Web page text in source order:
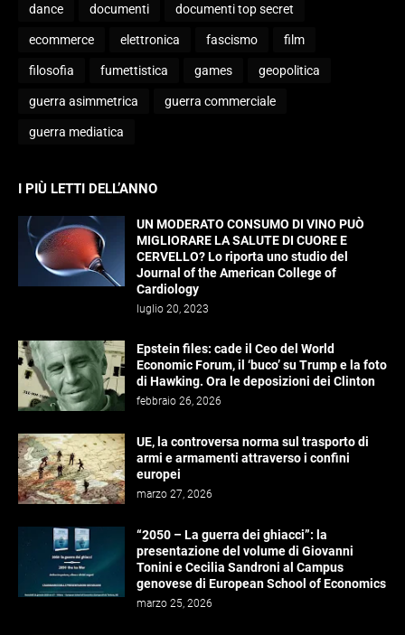
dance documenti documenti top secret
ecommerce elettronica fascismo film
filosofia fumettistica games geopolitica
guerra asimmetrica guerra commerciale
guerra mediatica
I PIÙ LETTI DELL’ANNO
UN MODERATO CONSUMO DI VINO PUÒ
MIGLIORARE LA SALUTE DI CUORE E
CERVELLO? Lo riporta uno studio del
Journal of the American College of
Cardiology
luglio 20, 2023
Epstein files: cade il Ceo del World
Economic Forum, il ‘buco’ su Trump e la foto
di Hawking. Ora le deposizioni dei Clinton
febbraio 26, 2026
UE, la controversa norma sul trasporto di
armi e armamenti attraverso i confini
europei
marzo 27, 2026
“2050 – La guerra dei ghiacci”: la
presentazione del volume di Giovanni
Tonini e Cecilia Sandroni al Campus
genovese di European School of Economics
marzo 25, 2026